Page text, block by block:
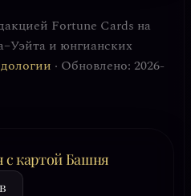
Fortune Cards на
и юнгианских
· Обновлено: 2026-
с картой Башня